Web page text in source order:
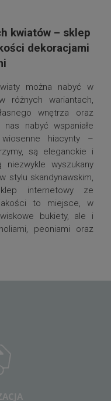
kwiatów – sklep
dekoracjami
można nabyć w
różnych wariantach,
wnętrza oraz
nabyć wspaniałe
hiacynty –
są eleganckie i
wyszukany
stylu skandynawskim,
internetowy ze
to miejsce, w
bukiety, ale i
peoniami oraz